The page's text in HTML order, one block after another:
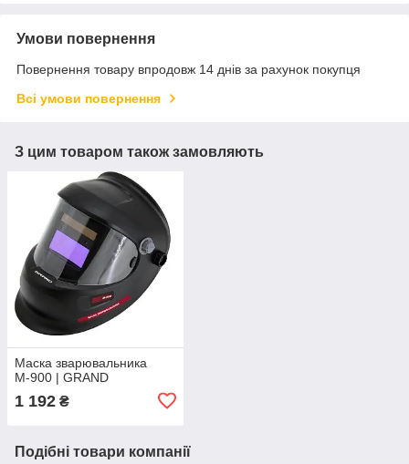
Умови повернення
Повернення товару впродовж 14 днів за рахунок покупця
Всі умови повернення
З цим товаром також замовляють
Маска зварювальника
М-900 | GRAND
1 192 ₴
Подібні товари компанії